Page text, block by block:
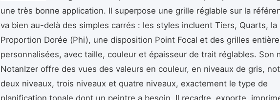
une très bonne application. Il superpose une grille réglable sur la
va bien au-delà des simples carrés : les styles incluent Tiers, Quarts, la
Proportion Dorée (Phi), une disposition Point Focal et des grilles
personnalisées, avec taille, couleur et épaisseur de trait réglables. Son
NotanIzer offre des vues des valeurs en couleur, en niveaux de gris,
deux niveaux, trois niveaux et quatre niveaux, exactement le type de
planification tonale dont un peintre a besoin. Il recadre, exporte,